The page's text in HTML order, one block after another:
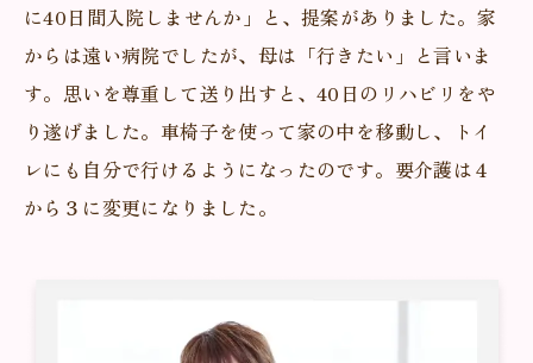
に40日間入院しませんか」と、提案がありました。家
からは遠い病院でしたが、母は「行きたい」と言いま
す。思いを尊重して送り出すと、40日のリハビリをや
り遂げました。車椅子を使って家の中を移動し、トイ
レにも自分で行けるようになったのです。要介護は４
から３に変更になりました。